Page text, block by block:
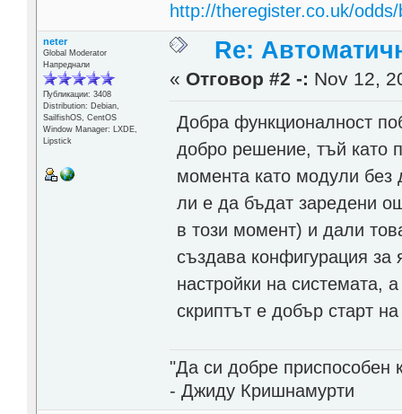
http://theregister.co.uk/
neter
Global Moderator
Напреднали
Публикации: 3408
Distribution: Debian,
SailfishOS, CentOS
Window Manager: LXDE,
Lipstick
Re:
« Отговор #2 -: Nov 12,
Добра функционалност
добро решение, тъй като
момента като модули без
ли е да бъдат заредени
в този момент) и дали
създава конфигурация
настройки на системата,
скриптът е добър старт
"Да си добре приспособен
- Джиду Кришнамурти